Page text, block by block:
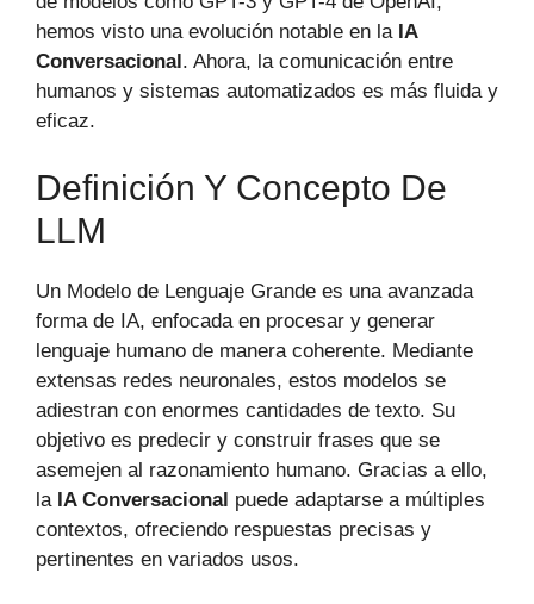
hemos visto una evolución notable en la IA
Conversacional. Ahora, la comunicación entre
humanos y sistemas automatizados es más fluida y
eficaz.
Definición Y Concepto De
LLM
Un Modelo de Lenguaje Grande es una avanzada
forma de IA, enfocada en procesar y generar
lenguaje humano de manera coherente. Mediante
extensas redes neuronales, estos modelos se
adiestran con enormes cantidades de texto. Su
objetivo es predecir y construir frases que se
asemejen al razonamiento humano. Gracias a ello,
la IA Conversacional puede adaptarse a múltiples
contextos, ofreciendo respuestas precisas y
pertinentes en variados usos.